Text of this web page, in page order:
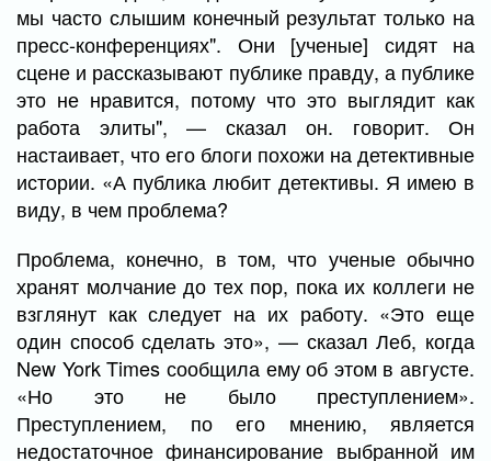
мы часто слышим конечный результат только на
пресс-конференциях". Они [ученые] сидят на
сцене и рассказывают публике правду, а публике
это не нравится, потому что это выглядит как
работа элиты", — сказал он. говорит. Он
настаивает, что его блоги похожи на детективные
истории. «А публика любит детективы. Я имею в
виду, в чем проблема?
Проблема, конечно, в том, что ученые обычно
хранят молчание до тех пор, пока их коллеги не
взглянут как следует на их работу. «Это еще
один способ сделать это», — сказал Леб, когда
New York Times сообщила ему об этом в августе.
«Но это не было преступлением».
Преступлением, по его мнению, является
недостаточное финансирование выбранной им